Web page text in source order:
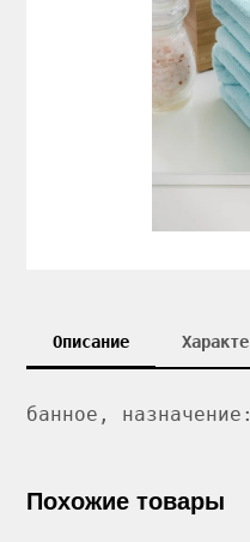
Описание
банное,
Похожие товары